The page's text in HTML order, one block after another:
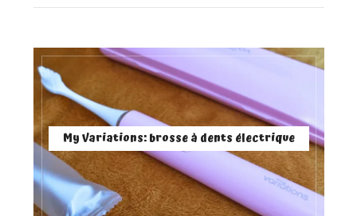
My Variations: brosse à dents électrique